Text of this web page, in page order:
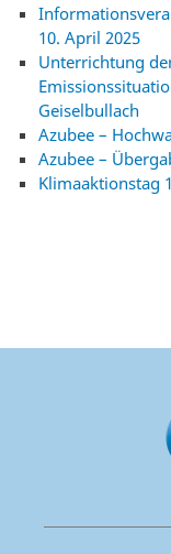
10. April 2025
Unterrichtung
Geiselbullach
Azubee –
Azubee –
Klimaaktionstag